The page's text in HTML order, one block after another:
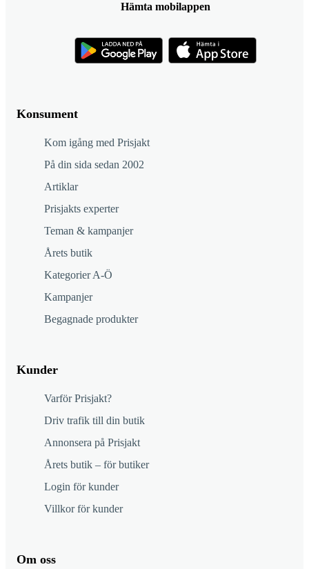
Konsument
Kom igång med Prisjakt
På din sida sedan 2002
Artiklar
Prisjakts experter
Teman & kampanjer
Årets butik
Kategorier A-Ö
Kampanjer
Begagnade produkter
Kunder
Varför Prisjakt?
Driv trafik till din butik
Annonsera på Prisjakt
Årets butik – för butiker
Login för kunder
Villkor för kunder
Om oss
Hämta mobilappen